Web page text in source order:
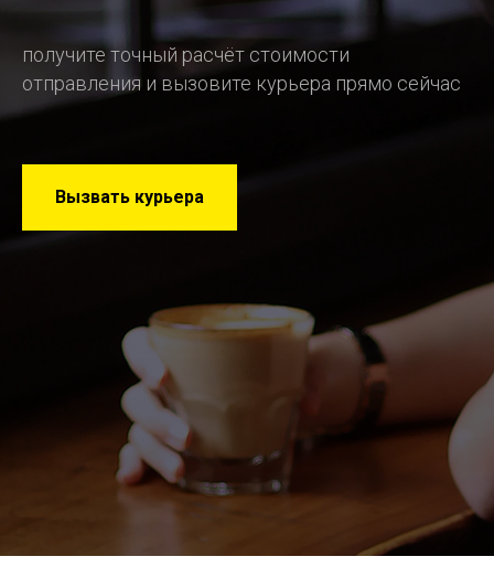
получите точный расчёт стоимости
отправления и вызовите курьера прямо сейчас
Вызвать курьера